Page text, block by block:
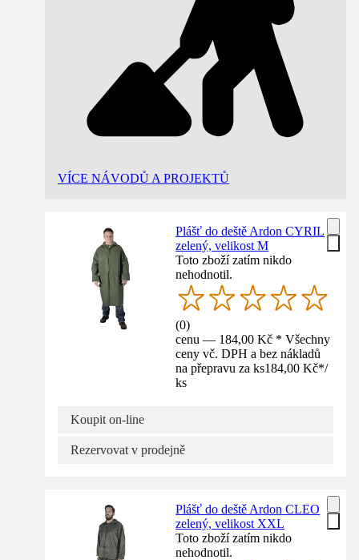
VÍCE NÁVODŮ A PROJEKTŮ
Plášť do deště Ardon CYRIL
zelený, velikost M
Toto zboží zatím nikdo
nehodnotil.
(0)
cenu — 184,00 Kč * Všechny
ceny vč. DPH a bez nákladů
na přepravu za ks184,00 Kč*/
ks
Koupit on-line
Rezervovat v prodejně
Plášť do deště Ardon CLEO
zelený, velikost XXL
Toto zboží zatím nikdo
nehodnotil.